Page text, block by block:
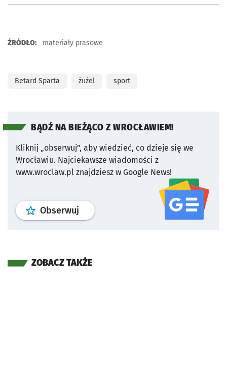
ŹRÓDŁO: materiały prasowe
Betard Sparta żużel sport
BĄDŹ NA BIEŻĄCO Z WROCŁAWIEM!
Kliknij „obserwuj”, aby wiedzieć, co dzieje się we
Wrocławiu. Najciekawsze wiadomości z
www.wroclaw.pl znajdziesz w Google News!
Obserwuj profil serwisu
ZOBACZ TAKŻE